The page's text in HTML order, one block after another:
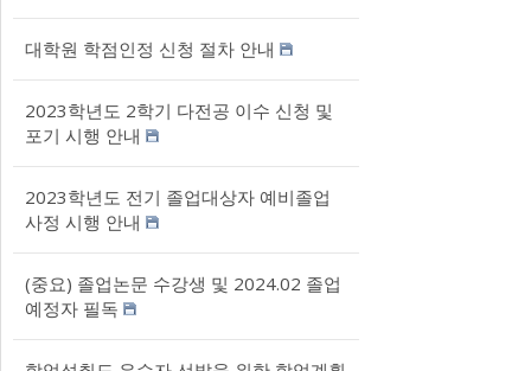
대학원 학점인정 신청 절차 안내
2023학년도 2학기 다전공 이수 신청 및
포기 시행 안내
2023학년도 전기 졸업대상자 예비졸업
사정 시행 안내
(중요) 졸업논문 수강생 및 2024.02 졸업
예정자 필독